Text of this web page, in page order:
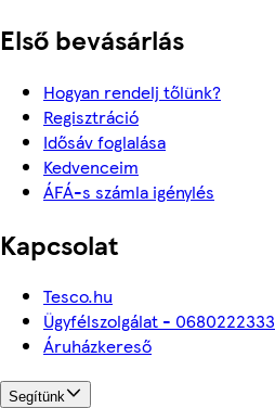
Első bevásárlás
Hogyan rendelj tőlünk?
Regisztráció
Idősáv foglalása
Kedvenceim
ÁFÁ-s számla igénylés
Kapcsolat
Tesco.hu
Ügyfélszolgálat - 0680222333
Áruházkereső
Segítünk